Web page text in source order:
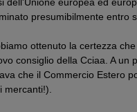
presumibilmente entro
ottenuto la certezza
consiglio della Cciaa. A un
che il Commercio Estero
mercanti!).